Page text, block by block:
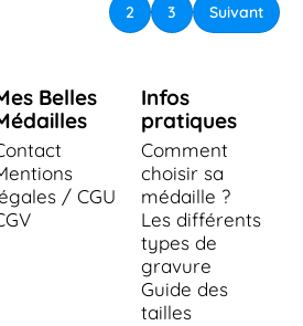
2 3 Suivant
Belles
/ CGU
Infos
pratiques
Comment
choisir sa
médaille ?
Les différents
types de
gravure
Guide des
tailles